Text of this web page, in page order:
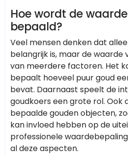
Hoe wordt de
bepaald?
Veel mensen denken dat
belangrijk is, maar de waarde
van meerdere factoren. Het
bepaalt hoeveel puur goud
bevat. Daarnaast speelt de
goudkoers een grote rol. Ook
bepaalde gouden objecten,
kan invloed hebben op de
professionele
al deze aspecten.